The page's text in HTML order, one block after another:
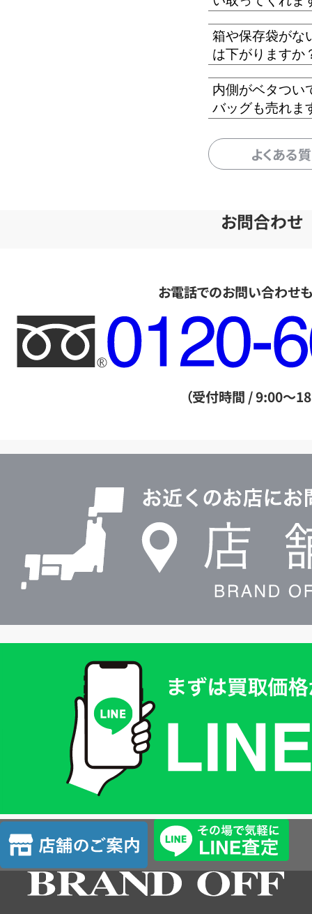
箱や保存袋がな
は下がりますか
内側がベタつい
バッグも売れま
よくある
お問合わせ
お電話でのお問い合わせ
フ
リ
ー
ル
（受付時間 / 9:00～
査
定
店
舗
の